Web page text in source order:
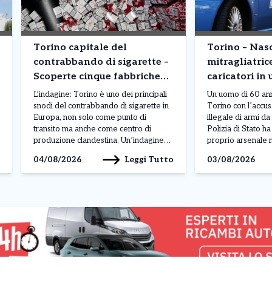
Torino capitale del
contrabbando di sigarette –
Scoperte cinque fabbriche
clandestine: milioni di
pacchetti prodotti
L’indagine: Torino è uno dei principali
snodi del contrabbando di sigarette in
Europa, non solo come punto di
transito ma anche come centro di
produzione clandestina. Un’indagine
Finanza ha portato alla scoperta di
cinque fabbriche illegali e due depositi
denominata […]
04/08/2026 Leggi Tutto
Torino –
caricatori in
corso
Un uomo di 60
Torino con
illegale di armi
Polizia di Stato
proprio arsenale
Moncalieri.
nell’ambito di
commissariato
03/08/2026